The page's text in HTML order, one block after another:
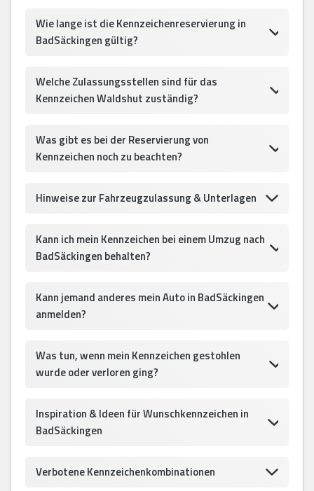
Wie lange ist die Kennzeichenreservierung in
BadSäckingen gültig?
Welche Zulassungsstellen sind für das
Kennzeichen Waldshut zuständig?
Was gibt es bei der Reservierung von
Kennzeichen noch zu beachten?
Hinweise zur Fahrzeugzulassung & Unterlagen
Kann ich mein Kennzeichen bei einem Umzug nach
BadSäckingen behalten?
Kann jemand anderes mein Auto in BadSäckingen
anmelden?
Was tun, wenn mein Kennzeichen gestohlen
wurde oder verloren ging?
Inspiration & Ideen für Wunschkennzeichen in
BadSäckingen
Verbotene Kennzeichenkombinationen